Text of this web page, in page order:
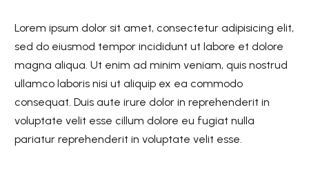
Lorem ipsum dolor sit amet, consectetur adipisicing elit,
sed do eiusmod tempor incididunt ut labore et dolore
magna aliqua. Ut enim ad minim veniam, quis nostrud
ullamco laboris nisi ut aliquip ex ea commodo
consequat. Duis aute irure dolor in reprehenderit in
voluptate velit esse cillum dolore eu fugiat nulla
pariatur reprehenderit in voluptate velit esse.